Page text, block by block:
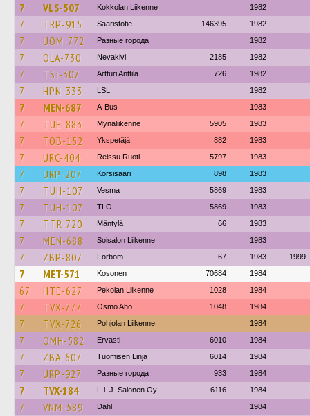
7 VLS-507 Kokkolan Liikenne 1982
7 TRP-915 Saaristotie 146395 1982
7 UOM-772 Разные города 1982
7 OLA-730 Nevakivi 2185 1982
7 TSJ-307 Artturi Anttila 726 1982
7 HPN-333 LSL 1982
7 MEN-687 A-Bus 1983
7 TUE-883 Mynäliikenne 5905 1983
7 TOB-152 Ykspetäjä 882 1983
7 URC-404 Reissu Ruoti 5797 1983
7 URP-207 Korsisaari 898 1983
7 TUH-107 Vesma 5869 1983
7 TUH-107 TLO 5869 1983
7 TTR-720 Mäntylä 66 1983
7 MEN-688 Soisalon Liikenne 1983
7 ZBP-807 Förbom 67 1983 1999
7 MET-571 Kosonen 70684 1984
67 HTE-627 Pekolan Liikenne 1028 1984
7 TVX-777 Osmo Aho 1048 1984
7 TVX-726 Pohjolan Liikenne 1984
7 OMH-582 Ervasti 6010 1984
7 ZBA-607 Tuomisen Linja 6014 1984
7 URP-927 Разные города 933 1984
7 TVX-184 L-l. J. Salonen Oy 6116 1984
7 VNM-589 Dahl 1984